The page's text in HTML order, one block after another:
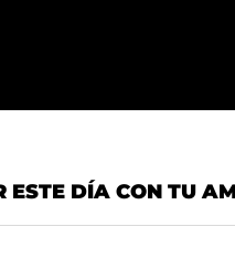
ESTE DÍA CON TU